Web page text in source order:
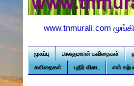
www.tnmurali.com
முகப்பு பாலகுமாரன் கவிதைகள்
கவிதைகள் புதிர் விடை என்